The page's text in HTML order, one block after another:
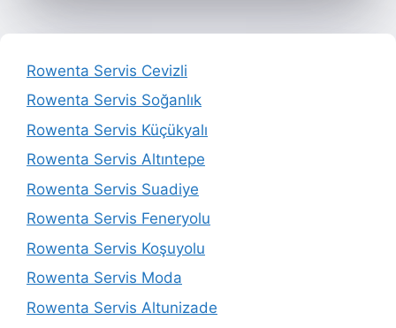
Rowenta Servis Cevizli
Rowenta Servis Soğanlık
Rowenta Servis Küçükyalı
Rowenta Servis Altıntepe
Rowenta Servis Suadiye
Rowenta Servis Feneryolu
Rowenta Servis Koşuyolu
Rowenta Servis Moda
Rowenta Servis Altunizade